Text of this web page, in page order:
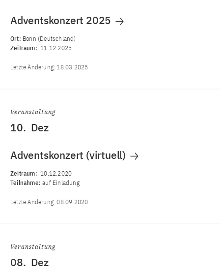
Adventskonzert 2025
Ort: Bonn (Deutschland)
Zeitraum: 11.12.2025
Letzte Änderung:18.03.2025
Veranstaltung
10. Dez
Adventskonzert (virtuell)
Zeitraum: 10.12.2020
Teilnahme:auf Einladung
Letzte Änderung:08.09.2020
Veranstaltung
08. Dez